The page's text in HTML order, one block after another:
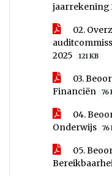
jaarrekening
02.
2025
121 KB
03.
Financiën
76
04.
Onderwijs
76
05.